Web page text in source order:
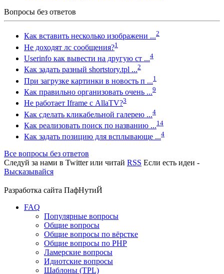
Вопросы без ответов
Как вставить несколько изображени ...2
Не доходят лс сообщения?1
Userinfo как вывести на другую ст ...4
Как задать разный shortstory.tpl ...2
При загрузке картинки в новость п ...1
Как правильно организовать очень ...9
Не работает Iframe с AllaTV?3
Как сделать кликабельной галерею ...4
Как реализовать поиск по названию ...14
Как задать позицию для всплывающе ...4
Все вопросы без ответов
Следуй за нами в Twitterили читай RSS Если есть идеи -
Высказывайся
Разработка сайта ПафНутиЙ
FAQ
Популярные вопросы
Общие вопросы
Общие вопросы по вёрстке
Общие вопросы по PHP
Ламерские вопросы
Идиотские вопросы
Шаблоны (TPL)